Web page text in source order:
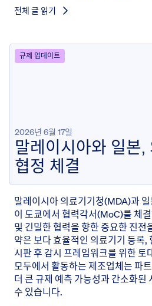
전체 글 읽기
규제 업데이트
2026년 6월 17일
말레이시아와 일본,
협정 체결
말레이시아 의료기기청(MDA)과
이 도쿄에서 협력각서(MoC)를 체
및 긴밀한 협력을 향한 중요한 진전
약은 보다 효율적인 의료기기 등록,
시판 후 감시 프레임워크를 위한 토
모두에서 활동하는 제조업체는 파
더 큰 규제 예측 가능성과 간소화된
수 있습니다.